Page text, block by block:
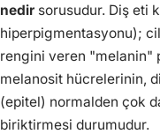
nedir sorusudur. Diş eti
hiperpigmentasyonu);
rengini veren "melanin"
melanosit hücrelerinin,
(epitel) normalden çok
biriktirmesi durumudur.